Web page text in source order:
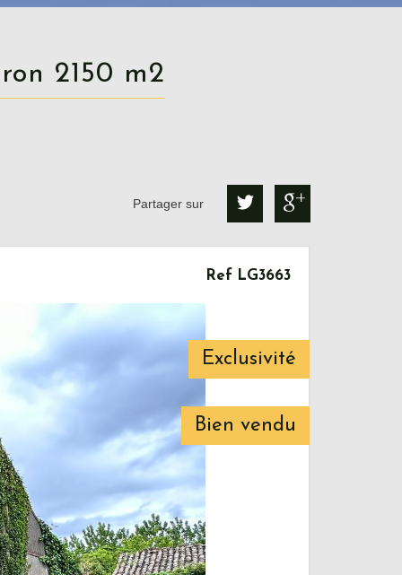
2150 m2
Partager sur
Bien vendu
Exclusivité
Ref LG3663